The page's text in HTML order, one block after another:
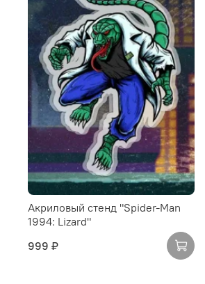
Акриловый стенд "Spider-Man
1994: Lizard"
999 ₽